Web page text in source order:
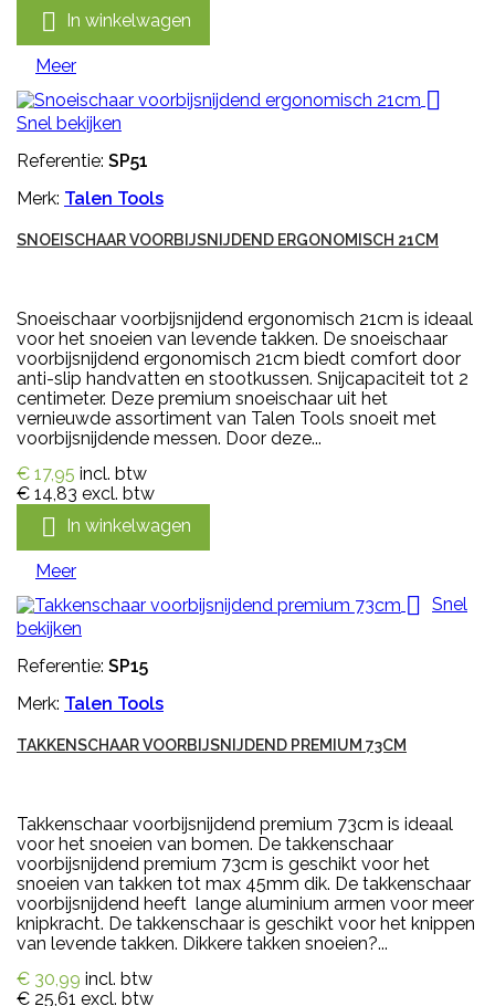
 In winkelwagen
Meer

Snel bekijken
Referentie: SP51
Merk: Talen Tools
SNOEISCHAAR VOORBIJSNIJDEND ERGONOMISCH 21CM
Snoeischaar voorbijsnijdend ergonomisch 21cm is ideaal
voor het snoeien van levende takken. De snoeischaar
voorbijsnijdend ergonomisch 21cm biedt comfort door
anti-slip handvatten en stootkussen. Snijcapaciteit tot 2
centimeter. Deze premium snoeischaar uit het
vernieuwde assortiment van Talen Tools snoeit met
voorbijsnijdende messen. Door deze...
€ 17,95 incl. btw
€ 14,83 excl. btw
 In winkelwagen
Meer
 Snel
bekijken
Referentie: SP15
Merk: Talen Tools
TAKKENSCHAAR VOORBIJSNIJDEND PREMIUM 73CM
Takkenschaar voorbijsnijdend premium 73cm is ideaal
voor het snoeien van bomen. De takkenschaar
voorbijsnijdend premium 73cm is geschikt voor het
snoeien van takken tot max 45mm dik. De takkenschaar
voorbijsnijdend heeft lange aluminium armen voor meer
knipkracht. De takkenschaar is geschikt voor het knippen
van levende takken. Dikkere takken snoeien?...
€ 30,99 incl. btw
€ 25,61 excl. btw